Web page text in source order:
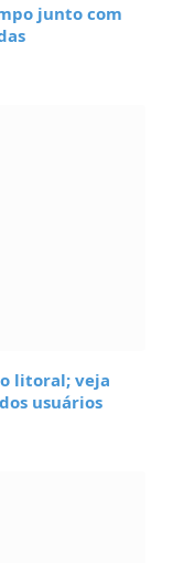
junto com
litoral; veja
usuários